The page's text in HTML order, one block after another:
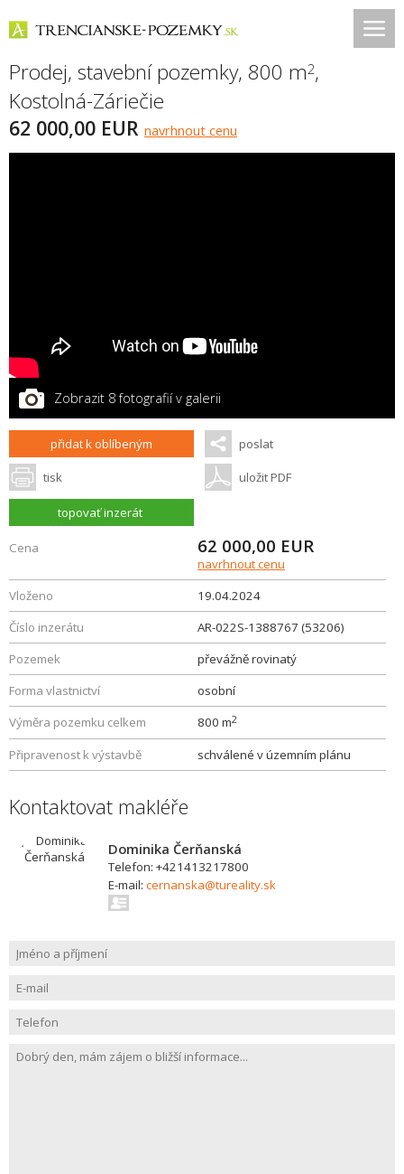
Prodej, stavební pozemky, 800 m2,
Kostolná-Záriečie
62 000,00 EUR navrhnout cenu
Zobrazit 8 fotografií v galerii
přidat k oblíbeným poslat
tisk uložit PDF
topovať inzerát
Cena 62 000,00 EUR
navrhnout cenu
Vloženo
19.04.2024
Číslo inzerátu
AR-022S-1388767 (53206)
Pozemek
převážně rovinatý
Forma vlastnictví
osobní
Výměra pozemku celkem
800 m2
Připravenost k výstavbě schválené v územním plánu
Kontaktovat makléře
Dominika Čerňanská
Telefon: +421413217800
E-mail: cernanska@tureality.sk